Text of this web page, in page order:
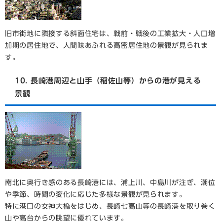
旧市街地に隣接する斜面住宅は、戦前・戦後の工業拡大・人口増
加期の居住地で、人間味あふれる高密居住地の景観が見られま
す。
10. 長崎港周辺と山手（稲佐山等）からの港が見える
景観
南北に奥行き感のある長崎港には、浦上川、中島川が注ぎ、潮位
や季節、時間の変化に応じた多様な景観が見られます。
特に港口の女神大橋をはじめ、長崎七高山等の長崎港を取り巻く
山や高台からの眺望に優れています。